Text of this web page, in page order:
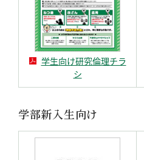
学生向け研究倫理チラ
シ
学部新入生向け